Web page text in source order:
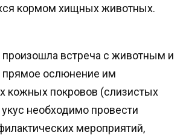
кормом хищных животных.
произошла встреча с животным и
ослюнение им
кожных покровов (слизистых
необходимо провести
мероприятий,